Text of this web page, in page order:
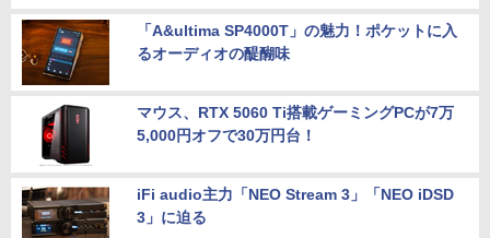
「A&ultima SP4000T」の魅力！ポケットに入
るオーディオの醍醐味
マウス、RTX 5060 Ti搭載ゲーミングPCが7万
5,000円オフで30万円台！
iFi audio主力「NEO Stream 3」「NEO iDSD
3」に迫る